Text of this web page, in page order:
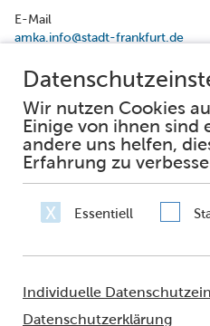
E-Mail
amka.info@stadt-frankfurt.de
Impressum
Datenschutz
© 2021 - FRANKFURT AM MAIN
Amt für multikulturelle